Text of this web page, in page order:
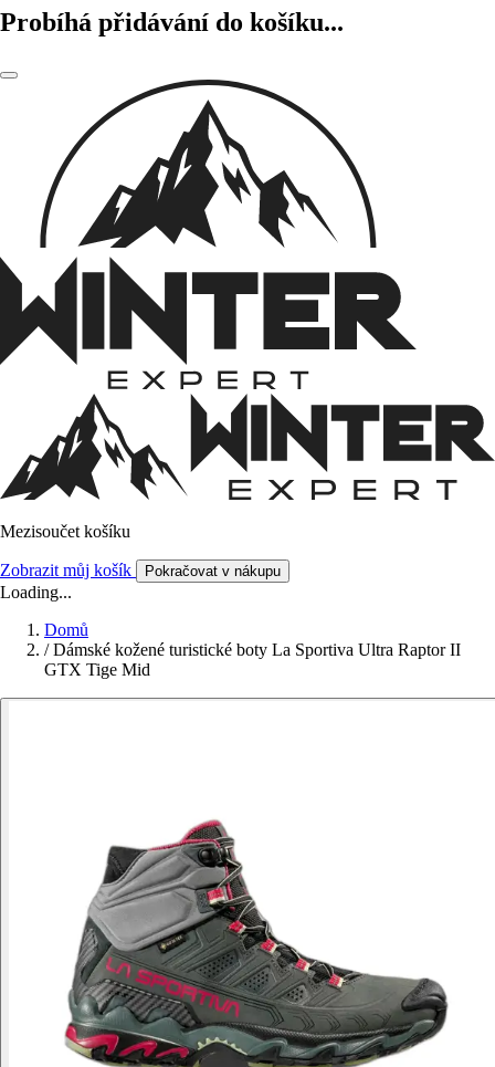
Probíhá přidávání do košíku...
Mezisoučet košíku
Zobrazit můj košík Pokračovat v nákupu
Loading...
Domů
/ Dámské kožené turistické boty La Sportiva Ultra Raptor II
GTX Tige Mid